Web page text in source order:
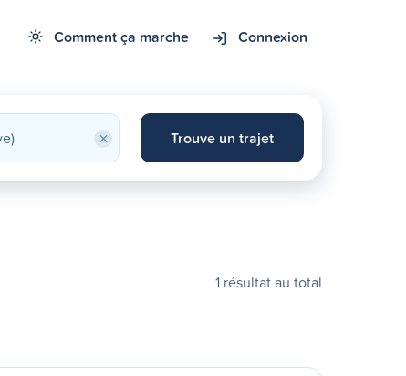
Comment ça marche Connexion
× Trouve un trajet
1 résultat au total